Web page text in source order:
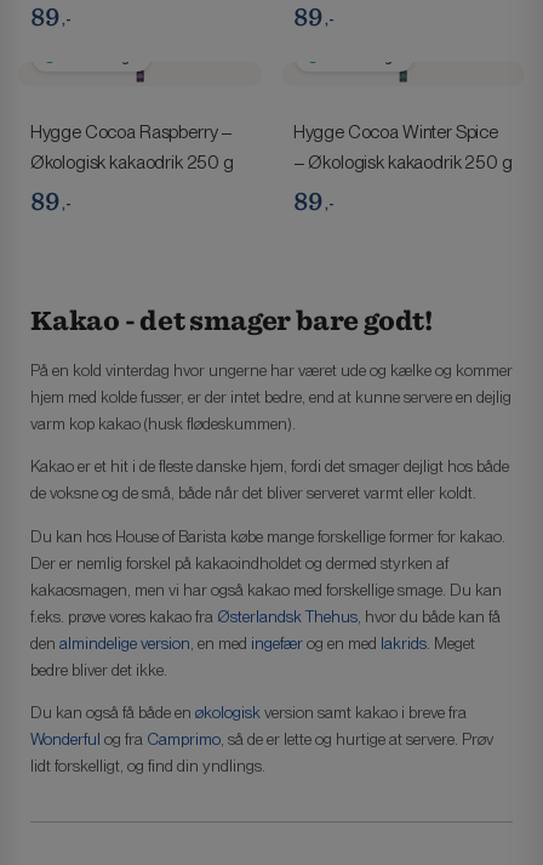
89 ,- 89 ,-
89,-
Hygge Cocoa Raspberry –
Økologisk kakaodrik 250 g
89,-
Hygge Cocoa Winter Spice
– Økologisk kakaodrik 250 g
Kakao - det smager bare godt!
På en kold vinterdag hvor ungerne har været ude og kælke og kommer
hjem med kolde fusser, er der intet bedre, end at kunne servere en dejlig
varm kop kakao (husk flødeskummen).
Kakao er et hit i de fleste danske hjem, fordi det smager dejligt hos både
de voksne og de små, både når det bliver serveret varmt eller koldt.
Du kan hos House of Barista købe mange forskellige former for kakao.
Der er nemlig forskel på kakaoindholdet og dermed styrken af
kakaosmagen, men vi har også kakao med forskellige smage. Du kan
f.eks. prøve vores kakao fra Østerlandsk Thehus , hvor du både kan få
den almindelige version , en med ingefærog en med lakrids . Meget
bedre bliver det ikke.
Du kan også få både en økologiskversion samt kakao i breve fra
Wonderful og fra Camprimo, så de er lette og hurtige at servere. Prøv
lidt forskelligt, og find din yndlings.